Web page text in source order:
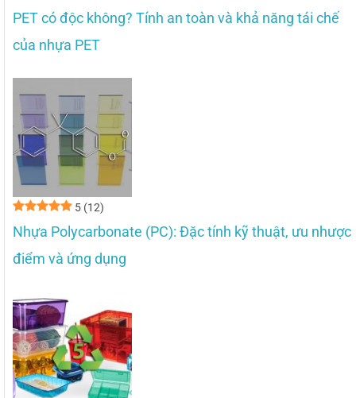
PET có độc không? Tính an toàn và khả năng tái chế
của nhựa PET
5 (12)
Nhựa Polycarbonate (PC): Đặc tính kỹ thuật, ưu nhược
điểm và ứng dụng